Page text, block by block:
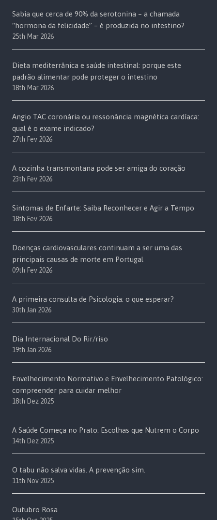
Sabia que cerca de 90% da serotonina – a chamada
“hormona da felicidade” – é produzida no intestino?
25th Mar 2026
Dieta mediterrânica e saúde intestinal: porque este
padrão alimentar pode proteger o intestino
18th Mar 2026
Angio TAC coronária ou ressonância magnética cardíaca:
qual é o exame indicado?
27th Fev 2026
A cozinha transmontana pode ser amiga do coração
23th Fev 2026
Sintomas de Enfarte: Saiba Reconhecer e Agir a Tempo
18th Fev 2026
Doenças cardiovasculares continuam a ser uma das
principais causas de morte em Portugal
09th Fev 2026
A primeira consulta de Psicologia: o que esperar?
30th Jan 2026
Dia Internacional Do Rir/riso
19th Jan 2026
Envelhecimento Normativo e Envelhecimento Patológico:
compreender para cuidar melhor
18th Dez 2025
A Saúde Começa no Prato: Escolhas que Nutrem o Corpo
14th Dez 2025
O tabu não salva vidas. A prevenção sim.
11th Nov 2025
Outubro Rosa